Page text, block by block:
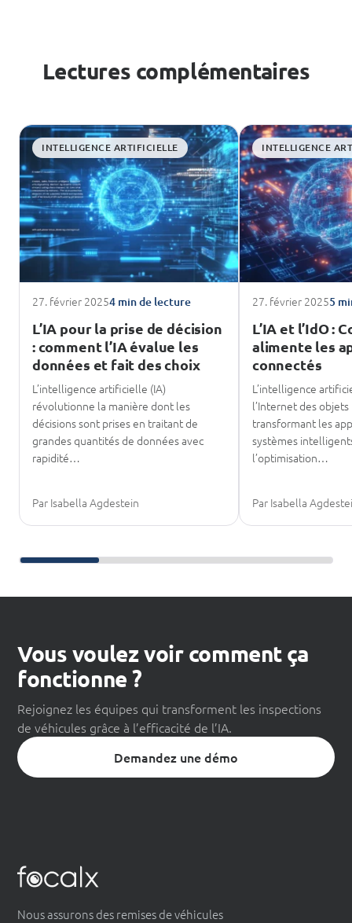
Lectures complémentaires
INTELLIGENCE ARTIFICIELLE
27. février 20254 min de lecture
L’IA pour la prise de décision
: comment l’IA évalue les
données et fait des choix
L’intelligence artificielle (IA)
révolutionne la manière dont les
décisions sont prises en traitant de
grandes quantités de données avec
rapidité…
Par Isabella Agdestein
INTELLIGENCE
27. février 20255
L’IA et l’IdO :
alimente les
connectés
L’intelligence
l’Internet des objets
transformant les
systèmes
l’optimisation…
Par Isabella
Faire défiler les lectures complémentaires
Vous voulez voir comment ça
fonctionne ?
Rejoignez les équipes qui transforment les inspections
de véhicules grâce à l’efficacité de l’IA.
Demandez une démo
Nous assurons des remises de véhicules